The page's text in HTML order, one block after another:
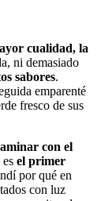
cualidad, la
ni demasiado
sabores.
emparenté
fresco de sus
con el
el primer
por qué en
con luz